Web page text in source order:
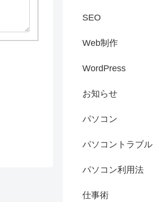
SEO
Web制作
WordPress
お知らせ
パソコン
パソコントラブル
パソコン利用法
仕事術